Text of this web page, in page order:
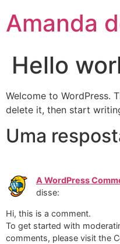
Amanda
Hello
Welcome to WordPress.
delete it, then start
Uma
A WordPress
disse:
Hi, this is a comment.
To get started with
comments, please visit the